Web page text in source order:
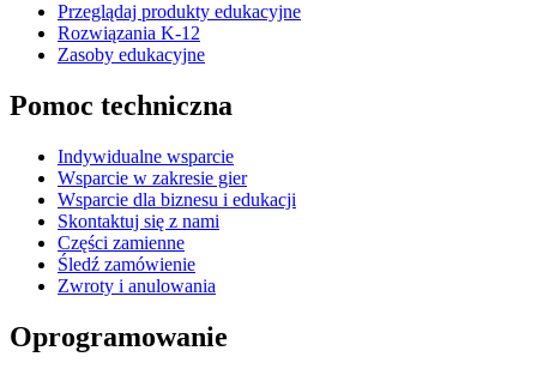
Przeglądaj produkty edukacyjne
Rozwiązania K-12
Zasoby edukacyjne
Pomoc techniczna
Indywidualne wsparcie
Wsparcie w zakresie gier
Wsparcie dla biznesu i edukacji
Skontaktuj się z nami
Części zamienne
Śledź zamówienie
Zwroty i anulowania
Oprogramowanie